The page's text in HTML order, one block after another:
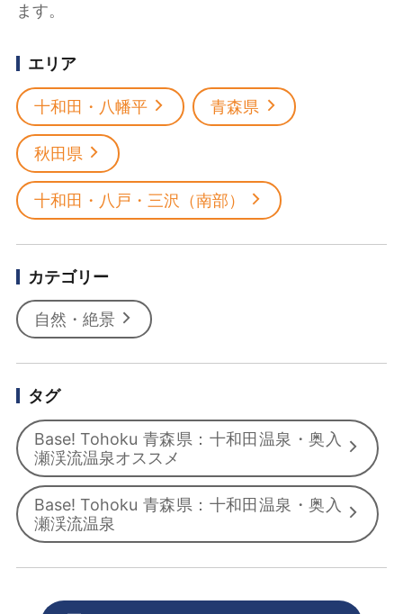
ます。
エリア
十和田・八幡平 青森県
秋田県
十和田・八戸・三沢（南部）
カテゴリー
自然・絶景
タグ
Base! Tohoku 青森県：十和田温泉・奥入
瀬渓流温泉オススメ
Base! Tohoku 青森県：十和田温泉・奥入
瀬渓流温泉